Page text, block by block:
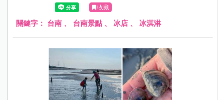
收藏
關鍵字： 台南 、 台南景點 、 冰店 、 冰淇淋